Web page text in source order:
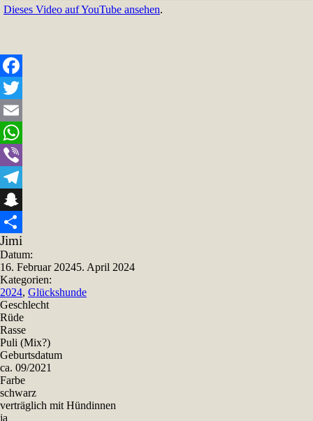
Dieses Video auf YouTube ansehen.
Facebook
Twitter
Email
WhatsApp
Viber
Telegram
Snapchat
Teilen
Jimi
Datum:
16. Februar 20245. April 2024
Kategorien:
2024, Glückshunde
Geschlecht
Rüde
Rasse
Puli (Mix?)
Geburtsdatum
ca. 09/2021
Farbe
schwarz
verträglich mit Hündinnen
ja